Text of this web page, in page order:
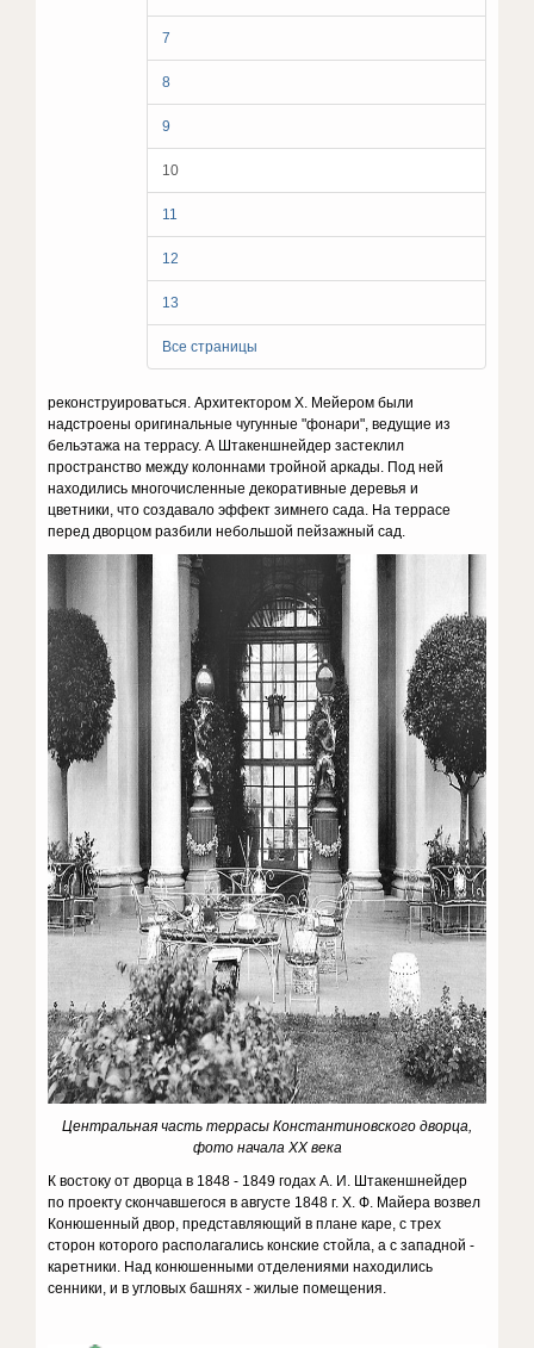
7
8
9
10
11
12
13
Все страницы
реконструироваться. Архитектором Х. Мейером были
надстроены оригинальные чугунные "фонари", ведущие из
бельэтажа на террасу. А Штакеншнейдер застеклил
пространство между колоннами тройной аркады. Под ней
находились многочисленные декоративные деревья и
цветники, что создавало эффект зимнего сада. На террасе
перед дворцом разбили небольшой пейзажный сад.
Центральная часть террасы Константиновского дворца,
фото начала XX века
К востоку от дворца в 1848 - 1849 годах А. И. Штакеншнейдер
по проекту скончавшегося в августе 1848 г. Х. Ф. Майера возвел
Конюшенный двор, представляющий в плане каре, с трех
сторон которого располагались конские стойла, а с западной -
каретники. Над конюшенными отделениями находились
сенники, и в угловых башнях - жилые помещения.